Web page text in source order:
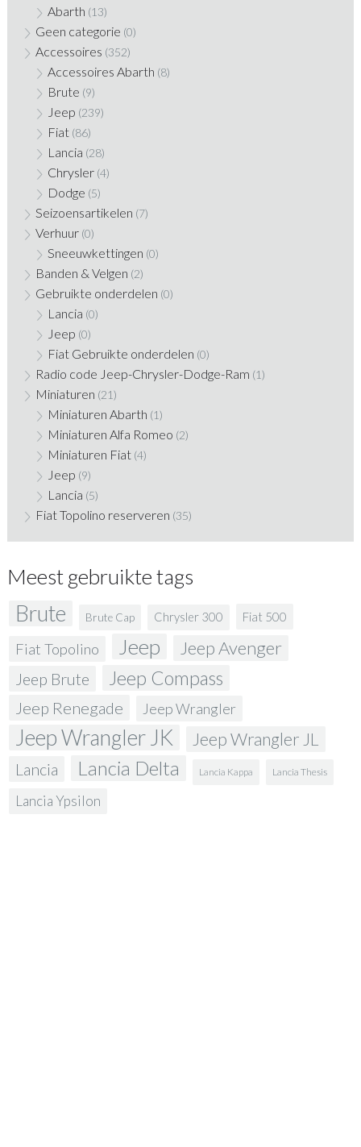
Abarth (13)
Geen categorie (0)
Accessoires (352)
Accessoires Abarth (8)
Brute (9)
Jeep (239)
Fiat (86)
Lancia (28)
Chrysler (4)
Dodge (5)
Seizoensartikelen (7)
Verhuur (0)
Sneeuwkettingen (0)
Banden & Velgen (2)
Gebruikte onderdelen (0)
Lancia (0)
Jeep (0)
Fiat Gebruikte onderdelen (0)
Radio code Jeep-Chrysler-Dodge-Ram (1)
Miniaturen (21)
Miniaturen Abarth (1)
Miniaturen Alfa Romeo (2)
Miniaturen Fiat (4)
Jeep (9)
Lancia (5)
Fiat Topolino reserveren (35)
Meest gebruikte tags
Brute Brute Cap Chrysler 300 Fiat 500
Fiat Topolino Jeep Jeep Avenger
Jeep Brute Jeep Compass
Jeep Renegade Jeep Wrangler
Jeep Wrangler JK Jeep Wrangler JL
Lancia Lancia Delta Lancia Kappa Lancia Thesis
Lancia Ypsilon